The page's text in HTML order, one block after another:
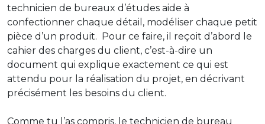
technicien de bureaux d’études aide à
confectionner chaque détail, modéliser chaque petit
pièce d’un produit. Pour ce faire, il reçoit d’abord le
cahier des charges du client, c’est-à-dire un
document qui explique exactement ce qui est
attendu pour la réalisation du projet, en décrivant
précisément les besoins du client.
Comme tu l’as compris, le technicien de bureau